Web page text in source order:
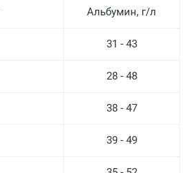
Альбумин, г/л
31 - 43
28 - 48
38 - 47
39 - 49